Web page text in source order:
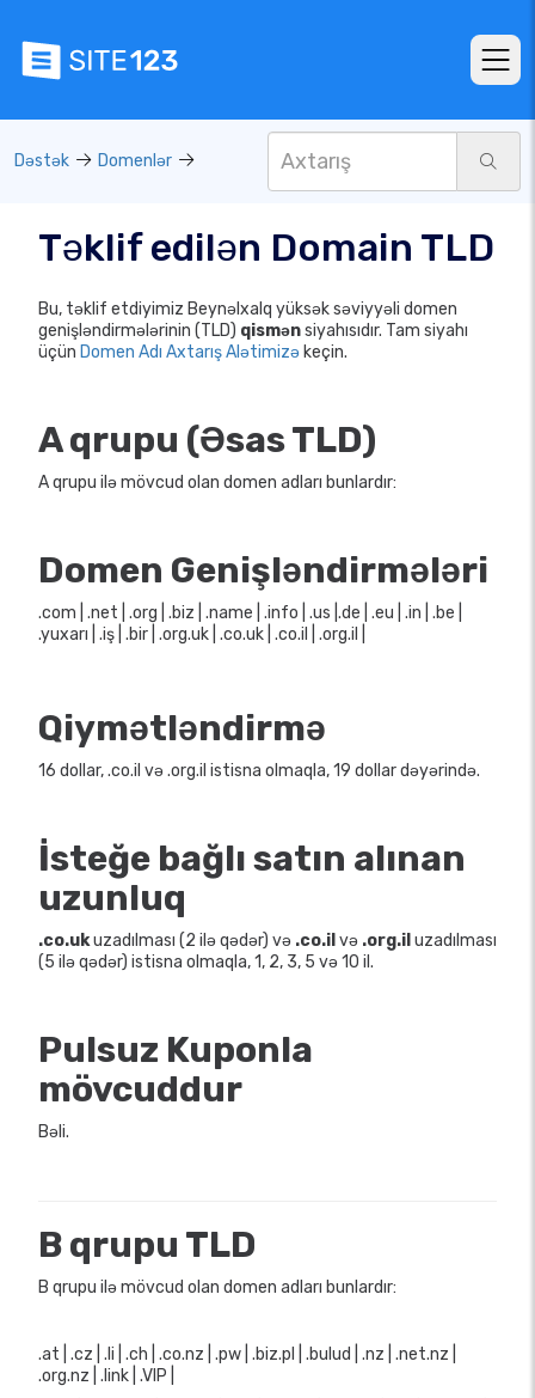
Dəstək Domenlər
Təklif edilən Domain TLD
Bu, təklif etdiyimiz Beynəlxalq yüksək səviyyəli domen
genişləndirmələrinin (TLD) qismənsiyahısıdır. Tam siyahı
üçün Domen Adı Axtarış Alətimizə keçin.
A qrupu (Əsas TLD)
A qrupu ilə mövcud olan domen adları bunlardır:
Domen Genişləndirmələri
.com | .net | .org | .biz | .name | .info | .us |.de | .eu | .in | .be |
.yuxarı | .iş | .bir | .org.uk | .co.uk | .co.il | .org.il |
Qiymətləndirmə
16 dollar, .co.il və .org.il istisna olmaqla, 19 dollar dəyərində.
İsteğe bağlı satın alınan
uzunluq
.co.ukuzadılması (2 ilə qədər) və .co.il və .org.il uzadılması
(5 ilə qədər) istisna olmaqla, 1, 2, 3, 5 və 10 il.
Pulsuz Kuponla
mövcuddur
Bəli.
B qrupu TLD
B qrupu ilə mövcud olan domen adları bunlardır:
.at | .cz | .li | .ch | .co.nz | .pw | .biz.pl | .bulud | .nz | .net.nz |
.org.nz | .link | .VIP |